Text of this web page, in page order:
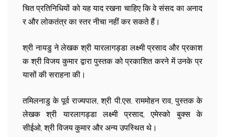
चित प्रतिनिधियों को यह याद रखना चाहिए कि वे संसद का अनाद
र और लोकतंत्र का स्तर नीचा नहीं कर सकते हैं।
श्री नायडु ने लेखक श्री यारलागड्डा लक्ष्मी प्रसाद और प्रकाश
क श्री विजय कुमार द्वारा पुस्तक को प्रकाशित करने में उनके प्र
यासों की सराहना की।
तमिलनाडु के पूर्व राज्यपाल, श्री पी.एस. राममोहन राव, पुस्तक के
लेखक श्री यारलागड्डा लक्ष्मी प्रसाद, एमेस्को बुक्स के
सीईओ, श्री विजय कुमार और अन्य उपस्थित थे।